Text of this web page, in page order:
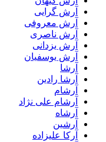
آرش گرایی
آرش معروفی
آرش ناصری
آرش یزدانی
آرش یوسفیان
آرشا
آرشا رادین
آرشام
آرشام علی نژاد
آرشاه
آرشین
آرکا علیزاده